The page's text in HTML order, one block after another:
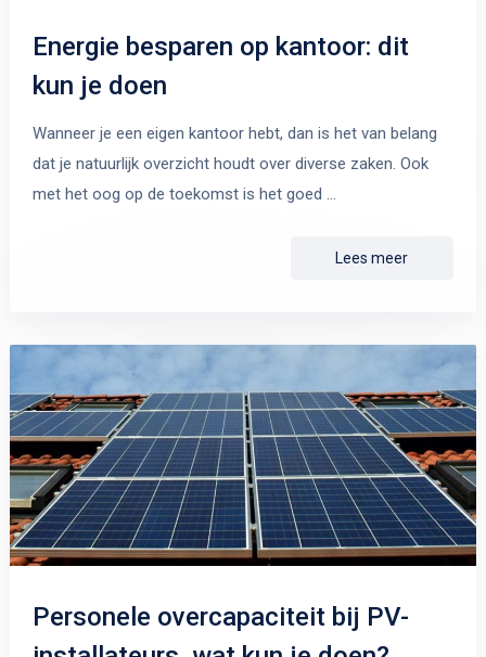
Energie besparen op kantoor: dit
kun je doen
Wanneer je een eigen kantoor hebt, dan is het van belang
dat je natuurlijk overzicht houdt over diverse zaken. Ook
met het oog op de toekomst is het goed …
Lees meer
Personele overcapaciteit bij PV-